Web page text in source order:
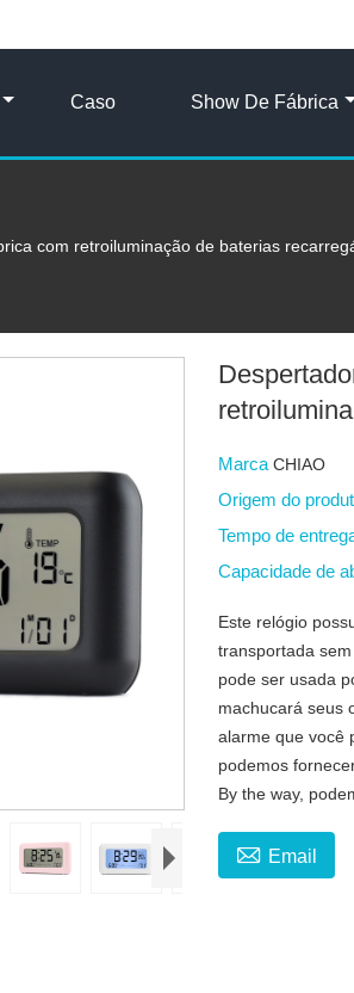
Caso Show De Fábrica
com retroiluminação de baterias
MarcaCHIAO
Origem do
Tempo de
Capacidade de
Este relógio
transportada
pode ser usada
machucará seus
alarme que você
podemos
By the way,
 Email